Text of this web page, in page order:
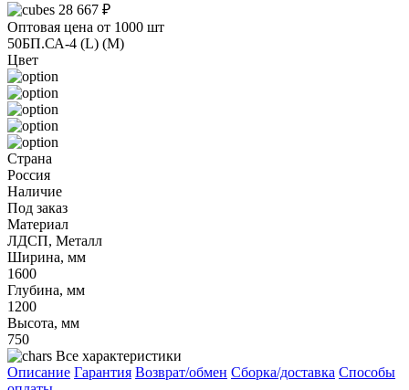
28 667 ₽
Оптовая цена от 1000 шт
50БП.СА-4 (L) (M)
Цвет
Страна
Россия
Наличие
Под заказ
Материал
ЛДСП, Металл
Ширина, мм
1600
Глубина, мм
1200
Высота, мм
750
Все характеристики
Описание Гарантия Возврат/обмен Сборка/доставка Способы